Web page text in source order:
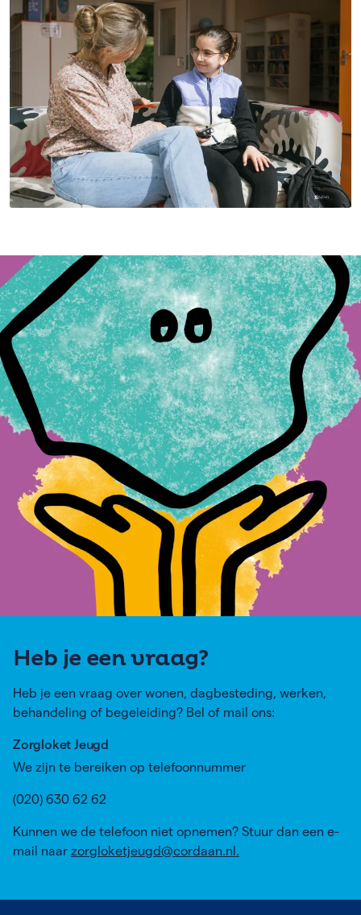
Heb je een vraag?
Heb je een vraag over wonen, dagbesteding, werken,
behandeling of begeleiding? Bel of mail ons:
Zorgloket Jeugd
We zijn te bereiken op telefoonnummer
(020) 630 62 62
Kunnen we de telefoon niet opnemen? Stuur dan een e-
mail naar zorgloketjeugd@cordaan.nl.